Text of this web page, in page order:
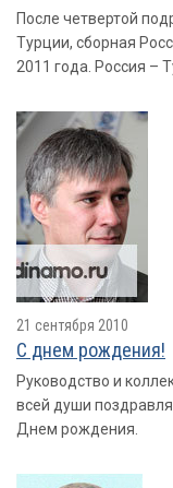
После четвертой
Турции, сборная
2011 года. Россия –
21 сентября 2010
С днем рождения!
Руководство и
всей души
Днем рождения.